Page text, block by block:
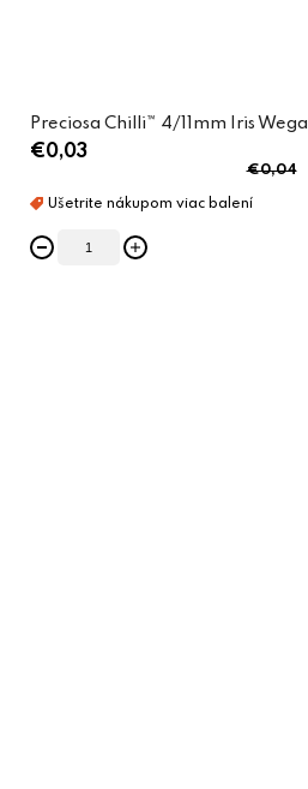
Preciosa Chilli™ 4/11mm Iris Wega
€0,03
€0,04